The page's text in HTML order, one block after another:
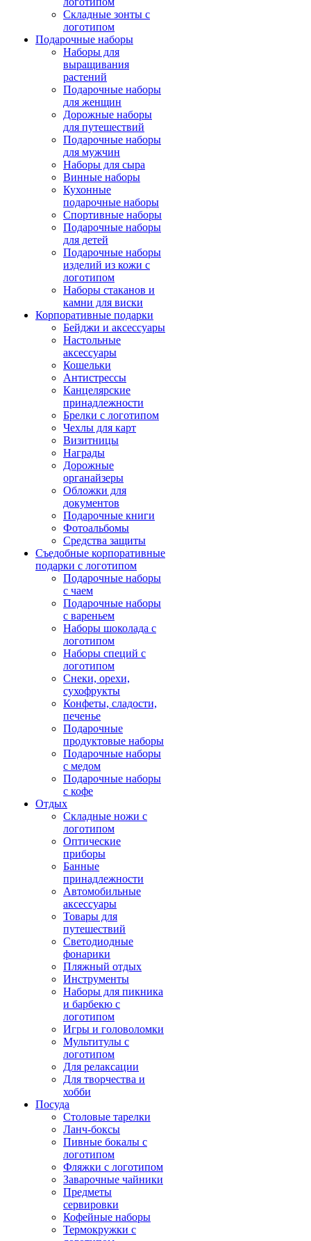
Складные зонты с
логотипом
Подарочные наборы
Наборы для
выращивания
растений
Подарочные наборы
для женщин
Дорожные наборы
для путешествий
Подарочные наборы
для мужчин
Наборы для сыра
Винные наборы
Кухонные
подарочные наборы
Спортивные наборы
Подарочные наборы
для детей
Подарочные наборы
изделий из кожи с
логотипом
Наборы стаканов и
камни для виски
Корпоративные подарки
Бейджи и аксессуары
Настольные
аксессуары
Кошельки
Антистрессы
Канцелярские
принадлежности
Брелки с логотипом
Чехлы для карт
Визитницы
Награды
Дорожные
органайзеры
Обложки для
документов
Подарочные книги
Фотоальбомы
Средства защиты
Съедобные корпоративные
подарки с логотипом
Подарочные наборы
с чаем
Подарочные наборы
с вареньем
Наборы шоколада с
логотипом
Наборы специй с
логотипом
Снеки, орехи,
сухофрукты
Конфеты, сладости,
печенье
Подарочные
продуктовые наборы
Подарочные наборы
с медом
Подарочные наборы
с кофе
Отдых
Складные ножи с
логотипом
Оптические
приборы
Банные
принадлежности
Автомобильные
аксессуары
Товары для
путешествий
Светодиодные
фонарики
Пляжный отдых
Инструменты
Наборы для пикника
и барбекю с
логотипом
Игры и головоломки
Мультитулы с
логотипом
Для релаксации
Для творчества и
хобби
Посуда
Столовые тарелки
Ланч-боксы
Пивные бокалы с
логотипом
Фляжки с логотипом
Заварочные чайники
Предметы
сервировки
Кофейные наборы
Термокружки с